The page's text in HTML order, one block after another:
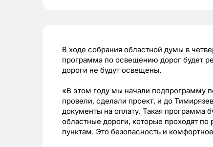
В ходе собрания областной думы в
программа по освещению дорог будет
дороги не будут освещены.
«В этом году мы начали подпрограмму
провели, сделали проект, и до
документы на оплату. Такая программа
областные дороги, которые проходят
пунктам. Это безопасность и